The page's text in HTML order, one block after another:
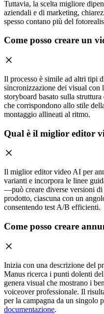
Tuttavia, la scelta migliore
aziendali e di marketing,
spesso contano più del
Come posso creare un
Il processo è simile ad altri tipi
sincronizzazione dei visual con
storyboard basato sulla
che corrispondono allo stile
montaggio allineati al ritmo.
Qual è il miglior editor
Il miglior editor video AI per
varianti e incorpora le linee
—può creare diverse versioni
prodotto, ciascuna con un
consentendo test A/B efficienti.
Come posso creare
Inizia con una descrizione del
Manus ricerca i punti dolenti
genera visual che mostrano i
voiceover professionale. Il
per la campagna da un singolo
documentazione.